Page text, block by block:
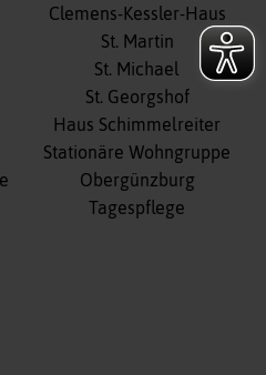
überspringen
Clemens-Kessler-Haus
St. Martin
St. Michael
St. Georgshof
Haus Schimmelreiter
Stationäre Wohngruppe
Obergünzburg
Tagespflege